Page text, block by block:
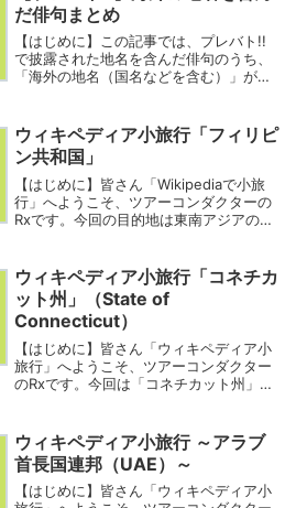
バは、...
だ俳句まとめ
【はじめに】この記事では、プレバト!!
で披露された地名を含んだ俳句のうち、
「海外の地名（国名などを含む）」が詠
旅気分！（その2）（↑）以前、noteに
書いた「俳句...
ウィキペディア小旅行「フィリピ
ン共和国」
【はじめに】皆さん「Wikipediaで小旅
行」へようこそ、ツアーコンダクターの
Rxです。今回の目的地は東南アジアの
東南アジアに位置する立憲共和制国家。
7641の島々が...
ウィキペディア小旅行「コネチカ
ット州」（State of
Connecticut）
【はじめに】皆さん「ウィキペディア小
旅行」へようこそ、ツアーコンダクター
のRxです。今回は「コネチカット州」を
Connecticut）は、アメリカ合衆国北東
部に...
ウィキペディア小旅行 ～アラブ
首長国連邦（UAE）～
【はじめに】皆さん「ウィキペディア小